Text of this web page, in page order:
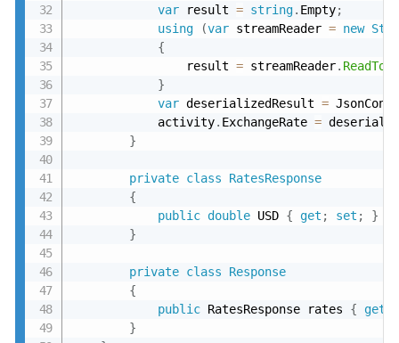
var result = string. Empty;
using
(var streamReader = new
{
                result
= streamReader.
}
var deserializedResult =
            activity
. ExchangeRate =
}
private class
RatesResponse
{
public double USD { get ; set ;
}
}
private class
Response
{
public RatesResponse rates { get
}